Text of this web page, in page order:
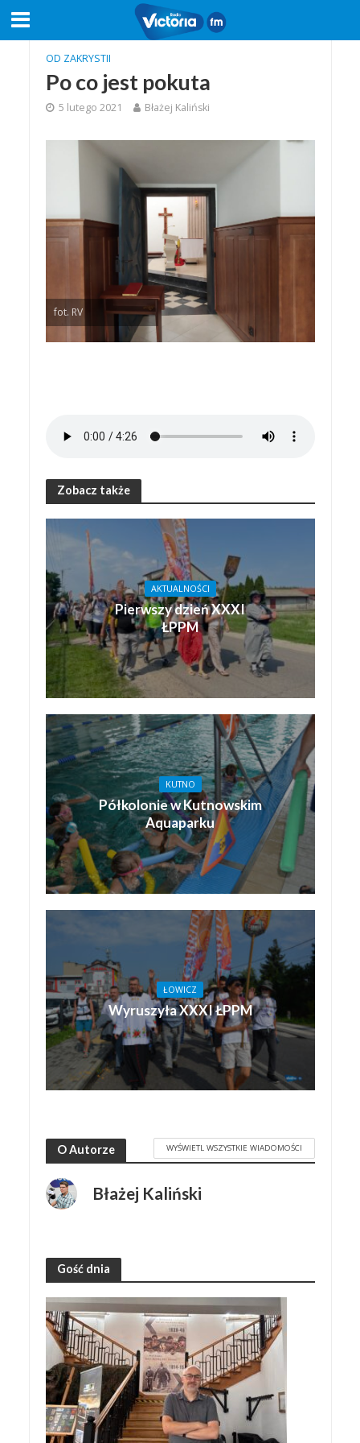
OD ZAKRYSTII
Po co jest pokuta
5 lutego 2021 Błażej Kaliński
fot. RV
Zobacz także
AKTUALNOŚCI
Pierwszy dzień XXXI
ŁPPM
KUTNO
Półkolonie w Kutnowskim
Aquaparku
ŁOWICZ
Wyruszyła XXXI ŁPPM
O Autorze WYŚWIETL WSZYSTKIE WIADOMOŚCI
Błażej Kaliński
Gość dnia